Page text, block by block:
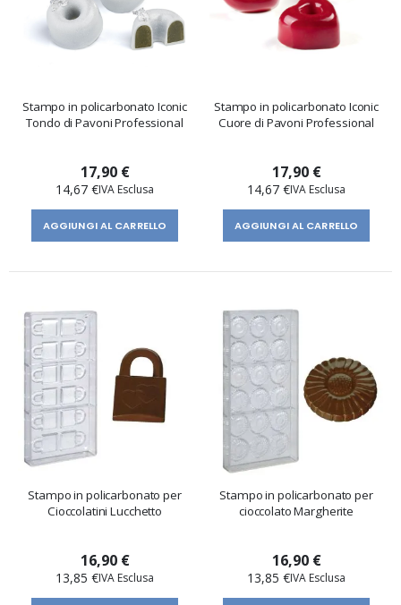
Stampo in policarbonato Iconic
Tondo di Pavoni Professional
17,90 €
14,67 €
AGGIUNGI AL CARRELLO
Stampo in policarbonato Iconic
Cuore di Pavoni Professional
17,90 €
14,67 €
AGGIUNGI AL CARRELLO
Stampo in policarbonato per
Cioccolatini Lucchetto
16,90 €
13,85 €
Stampo in policarbonato per
cioccolato Margherite
16,90 €
13,85 €